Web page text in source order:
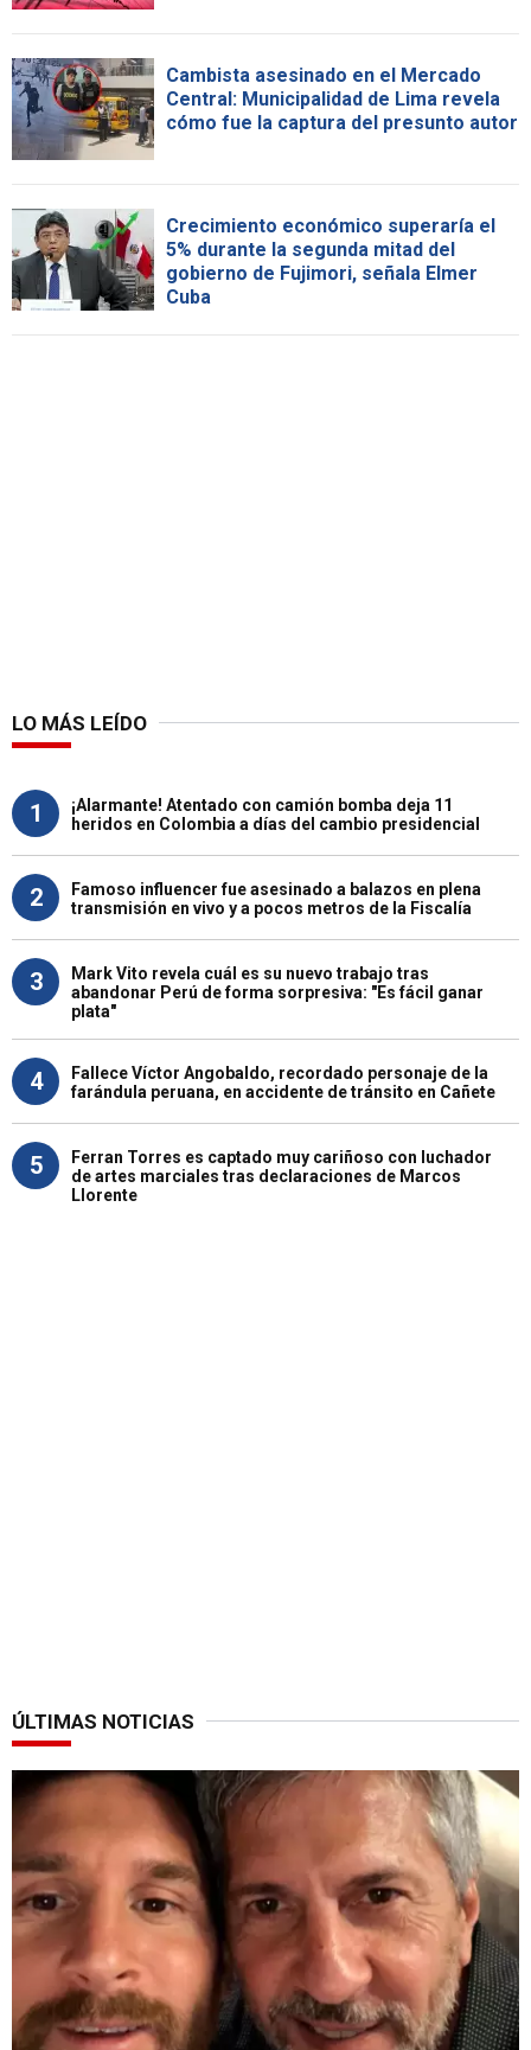
Cambista asesinado en el Mercado
Central: Municipalidad de Lima revela
cómo fue la captura del presunto autor
Crecimiento económico superaría el
5% durante la segunda mitad del
gobierno de Fujimori, señala Elmer
Cuba
LO MÁS LEÍDO
1
¡Alarmante! Atentado con camión bomba deja 11
heridos en Colombia a días del cambio presidencial
2
Famoso influencer fue asesinado a balazos en plena
transmisión en vivo y a pocos metros de la Fiscalía
3
Mark Vito revela cuál es su nuevo trabajo tras
abandonar Perú de forma sorpresiva: "Es fácil ganar
plata"
4
Fallece Víctor Angobaldo, recordado personaje de la
farándula peruana, en accidente de tránsito en Cañete
5
Ferran Torres es captado muy cariñoso con luchador
de artes marciales tras declaraciones de Marcos
Llorente
ÚLTIMAS NOTICIAS